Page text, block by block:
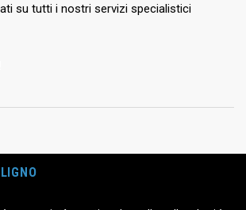
su tutti i nostri servizi specialistici